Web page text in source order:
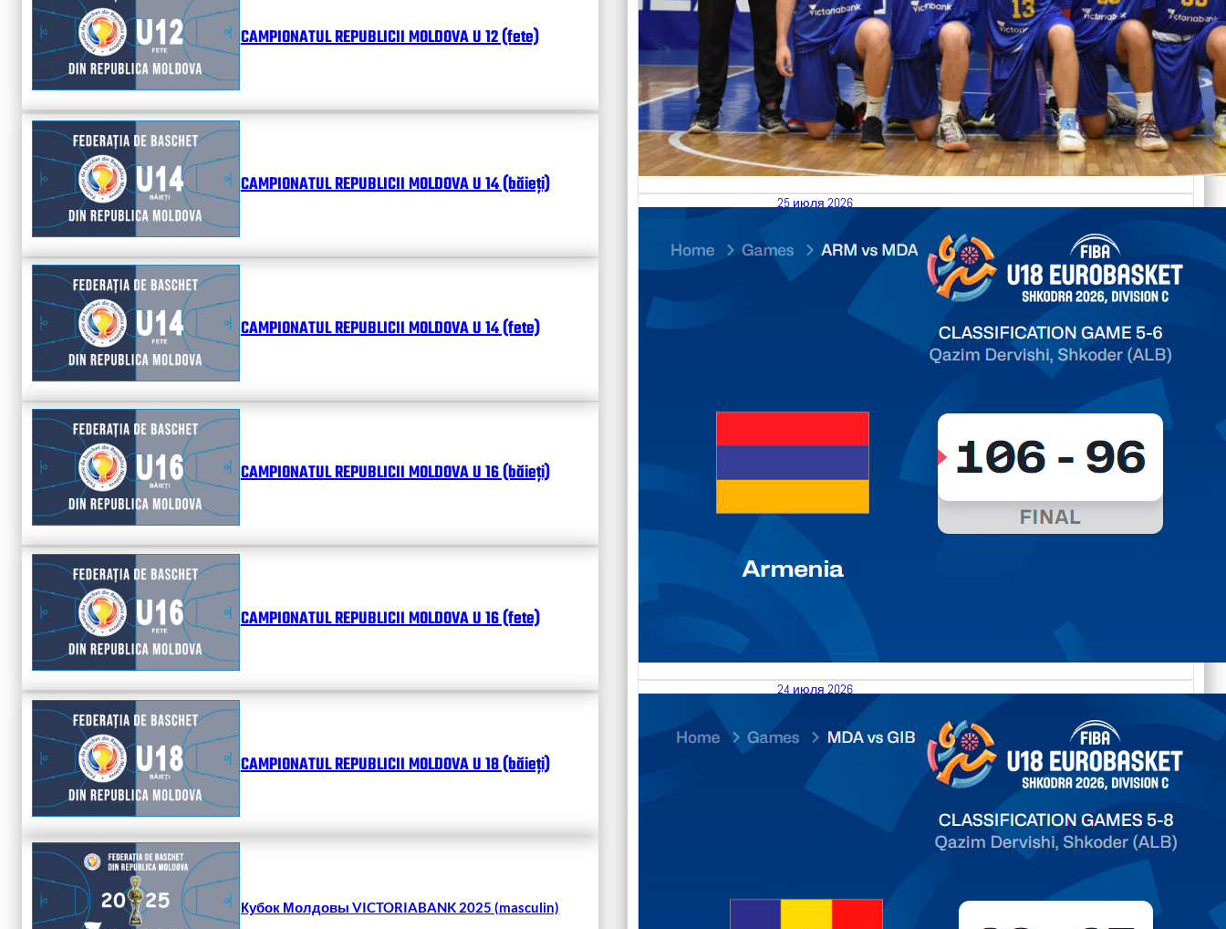
CAMPIONATUL REPUBLICII MOLDOVA U 12 (fete)
CAMPIONATUL REPUBLICII MOLDOVA U 14 (băieți)
CAMPIONATUL REPUBLICII MOLDOVA U 14 (fete)
CAMPIONATUL REPUBLICII MOLDOVA U 16 (băieți)
CAMPIONATUL REPUBLICII MOLDOVA U 16 (fete)
CAMPIONATUL REPUBLICII MOLDOVA U 18 (băieți)
Кубок Молдовы VICTORIABANK 2025 (masculin)
25 июля 2026
26.07.2026 Armenia vs Moldova FIBA U18 EuroBasket 2026,
Division C
КалендарьТаблица Выберите Обзор Статистика Матч сыгран 0
Читать далее
24 июля 2026
25.07.2026 Moldova vs Gibraltar FIBA U18 EuroBasket 2026,
Division C
КалендарьТаблица Выберите Обзор Статистика Матч сыгран 0
Читать далее